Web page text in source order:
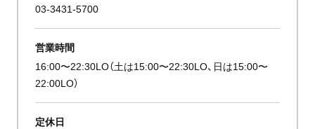
03-3431-5700
営業時間
16:00〜22:30LO（土は15:00〜22:30LO、日は15:00〜
22:00LO）
定休日